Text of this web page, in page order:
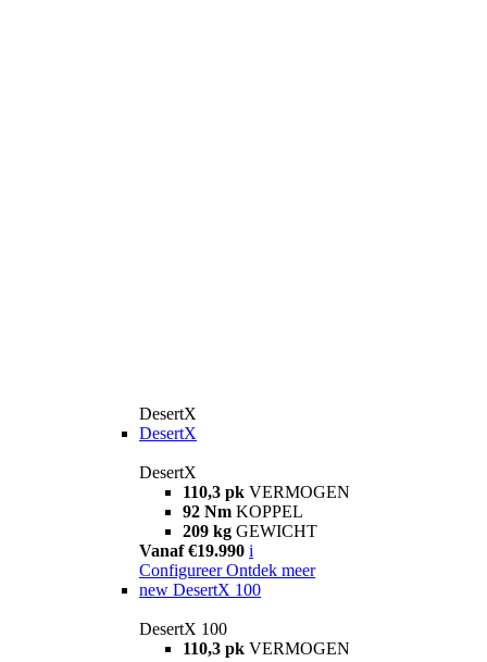
DesertX
DesertX
DesertX
110,3 pk VERMOGEN
92 Nm KOPPEL
209 kg GEWICHT
Vanaf €19.990 i
Configureer Ontdek meer
new DesertX 100
DesertX 100
110,3 pk VERMOGEN